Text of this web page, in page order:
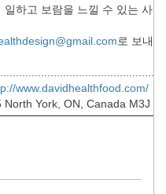
하고 보람을 느낄 수 있는 사람
로 보내
www.davidhealthfood.com/
York, ON, Canada M3J